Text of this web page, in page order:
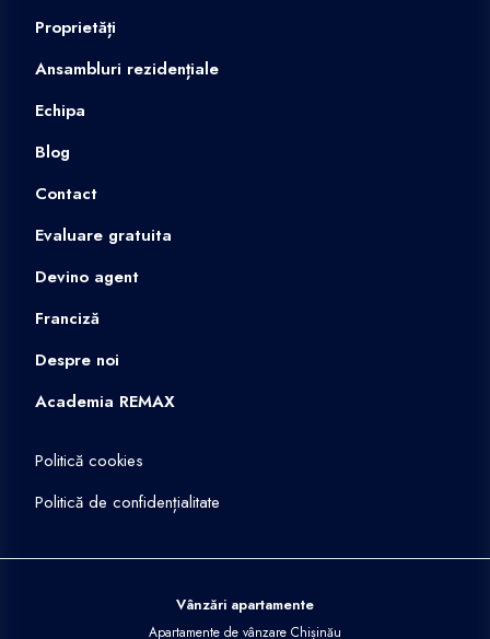
Proprietăți
Ansambluri rezidențiale
Echipa
Blog
Contact
Evaluare gratuita
Devino agent
Franciză
Despre noi
Academia REMAX
Politică cookies
Politică de confidențialitate
Vânzări apartamente
Apartamente de vânzare Chișinău